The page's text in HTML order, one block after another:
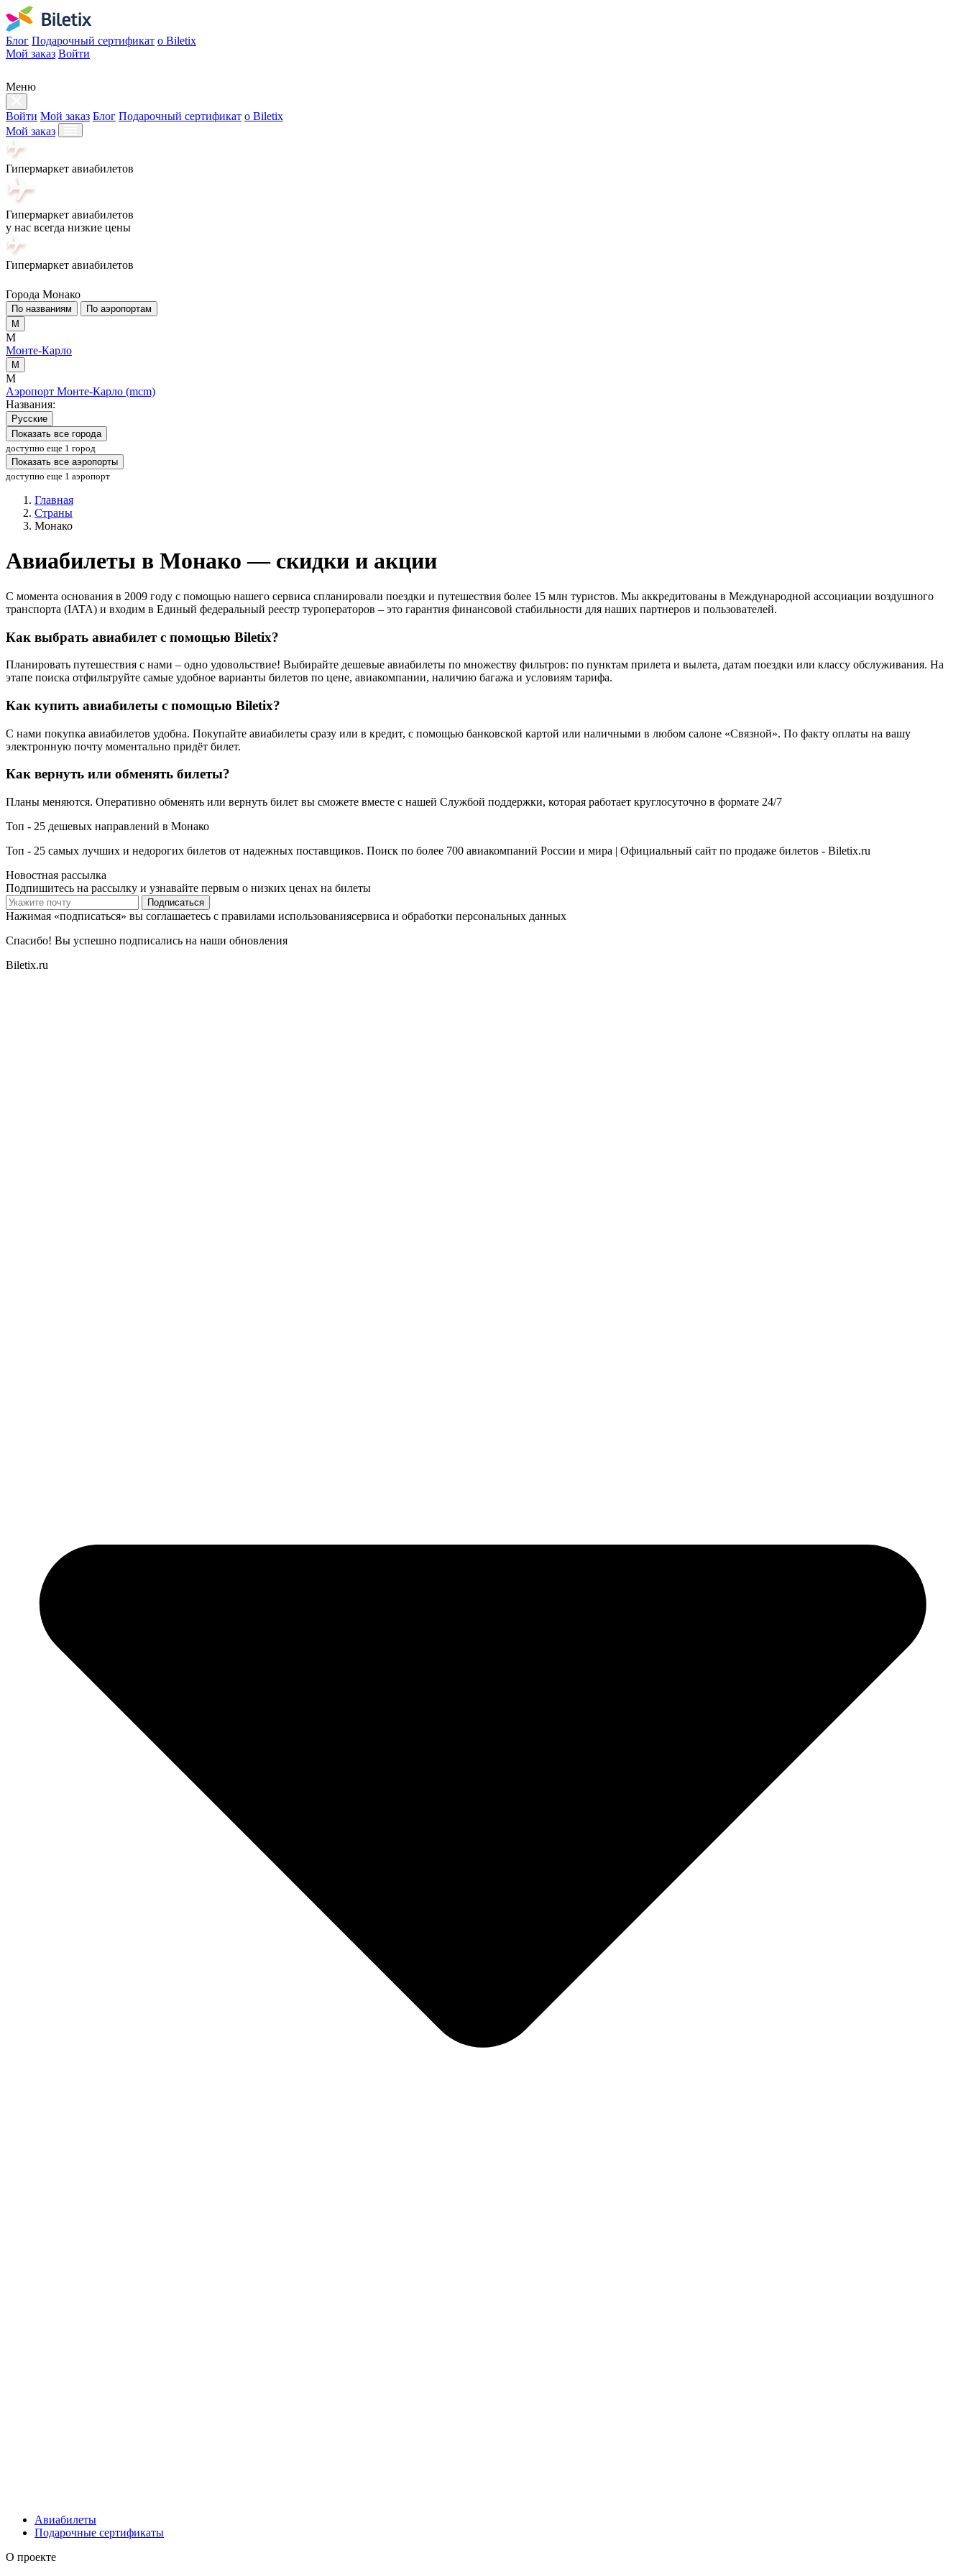
Блог Подарочный сертификат о Biletix
Мой заказ Войти
Меню
Войти Мой заказ Блог Подарочный сертификат о Biletix
Мой заказ
Гипермаркет авиабилетов
Гипермаркет авиабилетов
у нас всегда низкие цены
Гипермаркет авиабилетов
Города Монако
По названиям
По аэропортам
М
М
Монте-Карло
М
М
Аэропорт Монте-Карло (mcm)
Названия:
Русские
Показать все города
доступно еще 1 город
Показать все аэропорты
доступно еще 1 аэропорт
Главная
Страны
Монако
Авиабилеты в Монако — скидки и акции
С момента основания в 2009 году с помощью нашего сервиса спланировали поездки и путешествия более 15 млн туристов. Мы аккредитованы в Международной ассоциации воздушного
транспорта (IATA) и входим в Единый федеральный реестр туроператоров – это гарантия финансовой стабильности для наших партнеров и пользователей.
Как выбрать авиабилет с помощью Biletix?
Планировать путешествия с нами – одно удовольствие! Выбирайте дешевые авиабилеты по множеству фильтров: по пунктам прилета и вылета, датам поездки или классу обслуживания. На
этапе поиска отфильтруйте самые удобное варианты билетов по цене, авиакомпании, наличию багажа и условиям тарифа.
Как купить авиабилеты с помощью Biletix?
С нами покупка авиабилетов удобна. Покупайте авиабилеты сразу или в кредит, с помощью банковской картой или наличными в любом салоне «Связной». По факту оплаты на вашу
электронную почту моментально придёт билет.
Как вернуть или обменять билеты?
Планы меняются. Оперативно обменять или вернуть билет вы сможете вместе с нашей Службой поддержки, которая работает круглосуточно в формате 24/7
Топ - 25 дешевых направлений в Монако
Топ - 25 самых лучших и недорогих билетов от надежных поставщиков. Поиск по более 700 авиакомпаний России и мира | Официальный сайт по продаже билетов - Biletix.ru
Новостная рассылка
Подпишитесь на рассылку и узнавайте первым о низких ценах на билеты
Подписаться
Нажимая «подписаться» вы соглашаетесь с правилами использованиясервиса и обработки персональных данных
Спасибо! Вы успешно подписались на наши обновления
Biletix.ru
Авиабилеты
Подарочные сертификаты
О проекте